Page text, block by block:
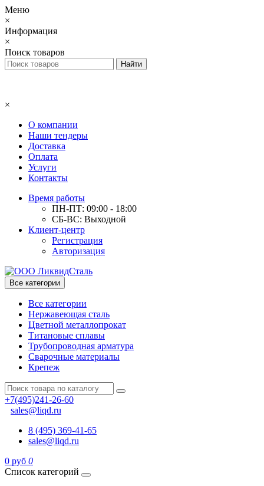
Меню
×
Информация
×
Поиск товаров
×
О компании
Наши тендеры
Доставка
Оплата
Услуги
Контакты
Время работы
ПН-ПТ: 09:00 - 18:00
СБ-ВС: Выходной
Клиент-центр
Регистрация
Авторизация
Все категории
Все категории
Нержавеющая сталь
Цветной металлопрокат
Титановые сплавы
Трубопроводная арматура
Сварочные материалы
Крепеж
+7(495)241-26-60
sales@liqd.ru
8 (495) 369-41-65
sales@liqd.ru
0 руб 0
Список категорий